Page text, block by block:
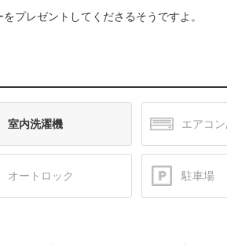
プレゼントしてくださるそうですよ。
室内洗濯機 エアコン
オートロック 駐車場